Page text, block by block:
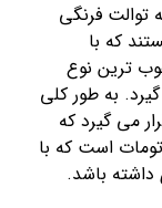
فرنگی
که با
ترین نوع
به طور کلی
می گیرد که
است که با
داشته باشد.